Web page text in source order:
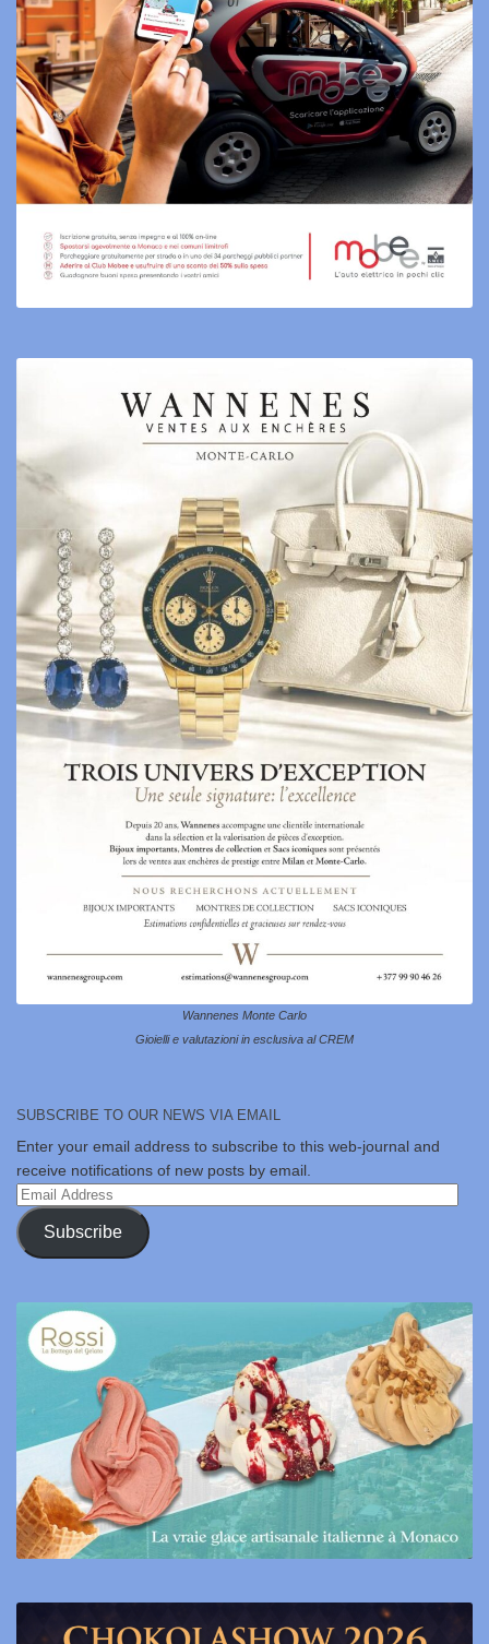
Wannenes Monte Carlo
Gioielli e valutazioni in esclusiva al CREM
SUBSCRIBE TO OUR NEWS VIA EMAIL
Enter your email address to subscribe to this web-journal and
receive notifications of new posts by email.
Email
Address
Subscribe